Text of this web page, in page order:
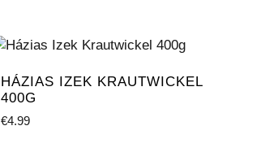
HÁZIAS IZEK KRAUTWICKEL
400G
€4.99